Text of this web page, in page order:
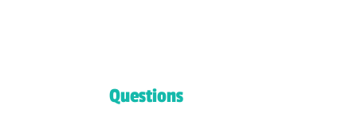
Questions